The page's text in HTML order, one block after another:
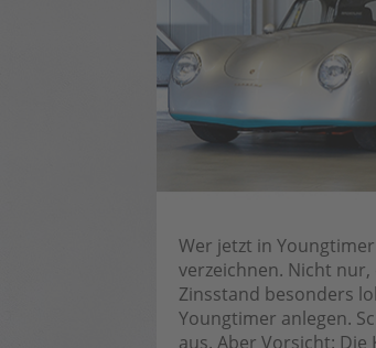
Wer jetzt in
verzeichnen. Nicht
Zinsstand besonders
Youngtimer anlegen.
aus. Aber Vorsicht: